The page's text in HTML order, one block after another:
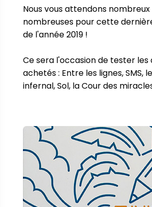
Nous vous attendons
nombreuses pour cette
de l'année 2019 !
Ce sera l'occasion de tester les
achetés : Entre les lignes, SMS,
infernal, Sol, la Cour des